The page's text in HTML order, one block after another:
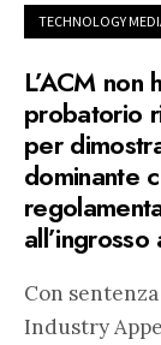
TECHNOLOGY
L’ACM
probatorio
per
dominante
Con
Industry